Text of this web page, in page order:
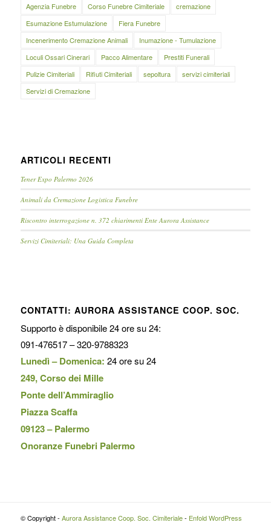
Agenzia Funebre Corso Funebre Cimiteriale
cremazione
Esumazione Estumulazione
Fiera Funebre
Incenerimento Cremazione Animali
Inumazione - Tumulazione
Loculi Ossari Cinerari
Pacco Alimentare
Prestiti Funerali
Pulizie Cimiteriali
Rifiuti Cimiteriali sepoltura
servizi cimiteriali
Servizi di Cremazione
ARTICOLI RECENTI
Tener Expo Palermo 2026
Animali da Cremazione Logistica Funebre
Riscontro interrogazione n. 372 chiarimenti Ente Aurora Assistance
Servizi Cimiteriali: Una Guida Completa
CONTATTI: AURORA ASSISTANCE COOP. SOC.
Supporto è disponibile 24 ore su 24:
091-476517 – 320-9788323
Lunedì – Domenica: 24 ore su 24
249, Corso dei Mille
Ponte dell’Ammiraglio
Piazza Scaffa
09123 – Palermo
Onoranze Funebri Palermo
© Copyright - Aurora Assistance Coop. Soc. Cimiteriale- Enfold WordPress